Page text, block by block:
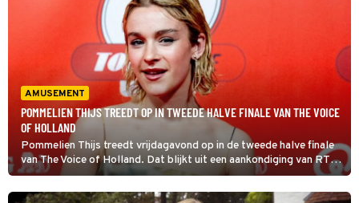
AMUSEMENT
POMMELIEN THIJS TREEDT OP IN TWEEDE HALVE FINALE VAN THE VOICE
OF HOLLAND
Pommelien Thijs treedt vrijdagavond op in de tweede halve finale
van The Voice of Holland. Dat blijkt uit een aankondiging van RTL
op Instagram.